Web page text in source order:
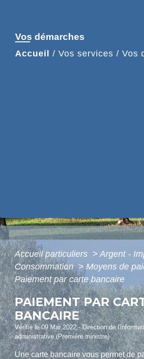
Vos démarches
Accueil / Vos services / Vos
Accueil particuliers > Argent -
Consommation> Moyens de
Paiement par carte bancaire
PAIEMENT PAR
BANCAIRE
Vérifié le 09 Mar 2022 - Direction de
administrative (Première ministre)
Une carte bancaire vous permet de